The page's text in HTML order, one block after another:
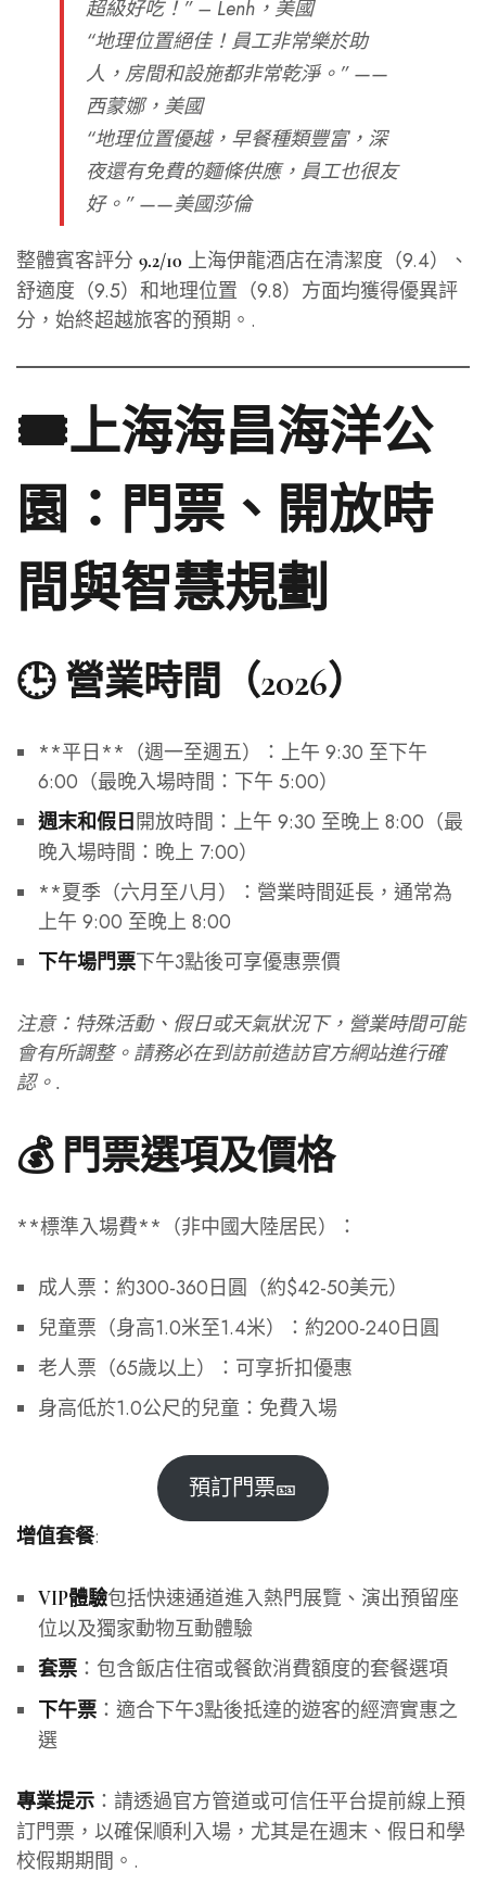
超級好吃！”– Lenh，美國
“地理位置絕佳！員工非常樂於助
人，房間和設施都非常乾淨。”——
西蒙娜，美國
“地理位置優越，早餐種類豐富，深
夜還有免費的麵條供應，員工也很友
好。”——美國莎倫
整體賓客評分 9.2/10 上海伊龍酒店在清潔度（9.4）、
舒適度（9.5）和地理位置（9.8）方面均獲得優異評
分，始終超越旅客的預期。.
🎟️上海海昌海洋公
園：門票、開放時
間與智慧規劃
🕒 營業時間（2026）
**平日**（週一至週五）：上午 9:30 至下午
6:00（最晚入場時間：下午 5:00）
週末和假日 開放時間：上午 9:30 至晚上 8:00（最
晚入場時間：晚上 7:00）
**夏季（六月至八月）：營業時間延長，通常為
上午 9:00 至晚上 8:00
下午場門票下午3點後可享優惠票價
注意：特殊活動、假日或天氣狀況下，營業時間可能
會有所調整。請務必在到訪前造訪官方網站進行確
認。.
💰 門票選項及價格
**標準入場費**（非中國大陸居民）：
成人票：約300-360日圓（約$42-50美元）
兒童票（身高1.0米至1.4米）：約200-240日圓
老人票（65歲以上）：可享折扣優惠
身高低於1.0公尺的兒童：免費入場
預訂門票🎫
增值套餐:
VIP體驗包括快速通道進入熱門展覽、演出預留座
位以及獨家動物互動體驗
套票：包含飯店住宿或餐飲消費額度的套餐選項
下午票：適合下午3點後抵達的遊客的經濟實惠之
選
專業提示 ：請透過官方管道或可信任平台提前線上預
訂門票，以確保順利入場，尤其是在週末、假日和學
校假期期間。.